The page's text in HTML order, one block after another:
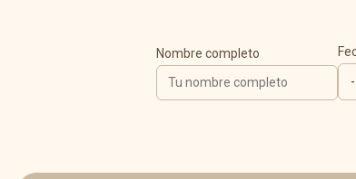
Nombre completo